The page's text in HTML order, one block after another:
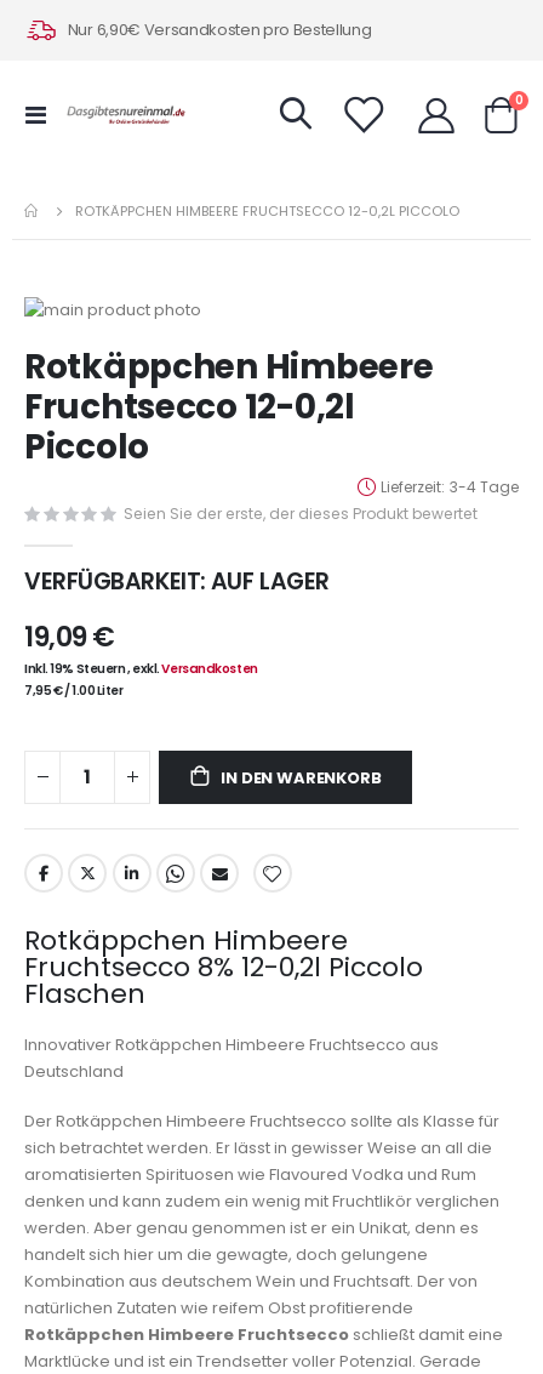
Nur 6,90€ Versandkosten pro Bestellung
Navigation
0
ROTKÄPPCHEN HIMBEERE FRUCHTSECCO 12-0,2L PICCOLO
Zum
der
Bildergalerie
springen
Anfang
der
Bildergalerie
springen
Rotkäppchen Himbeere
Fruchtsecco 12-0,2l
Piccolo
Lieferzeit 3-4 Tage
Seien Sie der erste, der dieses Produkt bewertet
VERFÜGBARKEIT:AUF LAGER
19,09 €
Inkl. 19% Steuern,exkl.Versandkosten
7,95 €/1.00 Liter
IN DEN WARENKORB
Rotkäppchen Himbeere
Fruchtsecco 8% 12-0,2l Piccolo
Flaschen
Innovativer Rotkäppchen Himbeere Fruchtsecco aus
Deutschland
Der Rotkäppchen Himbeere Fruchtsecco sollte als Klasse für
sich betrachtet werden. Er lässt in gewisser Weise an all die
aromatisierten Spirituosen wie Flavoured Vodka und Rum
denken und kann zudem ein wenig mit Fruchtlikör verglichen
werden. Aber genau genommen ist er ein Unikat, denn es
handelt sich hier um die gewagte, doch gelungene
Kombination aus deutschem Wein und Fruchtsaft. Der von
natürlichen Zutaten wie reifem Obst profitierende
Rotkäppchen Himbeere Fruchtsecco schließt damit eine
Marktlücke und ist ein Trendsetter voller Potenzial. Gerade